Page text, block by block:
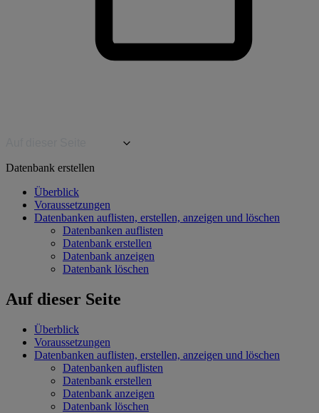
Datenbank erstellen
Überblick
Voraussetzungen
Datenbanken auflisten, erstellen, anzeigen und löschen
Datenbanken auflisten
Datenbank erstellen
Datenbank anzeigen
Datenbank löschen
Auf dieser Seite
Überblick
Voraussetzungen
Datenbanken auflisten, erstellen, anzeigen und löschen
Datenbanken auflisten
Datenbank erstellen
Datenbank anzeigen
Datenbank löschen